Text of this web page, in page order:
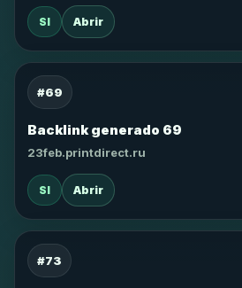
SI Abrir
#69
Backlink generado 69
23feb.printdirect.ru
SI Abrir
#73